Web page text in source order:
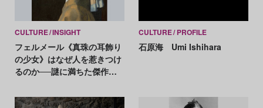
CULTURE INSIGHT
フェルメール《真珠の耳飾り
の少女》はなぜ人を惹きつけ
るのか──謎に満ちた傑作の
CULTURE PROFILE
石原海 Umi Ishihara